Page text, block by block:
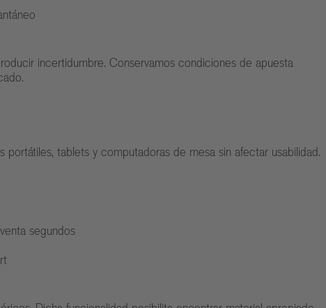
incertidumbre. Conservamos condiciones de apuesta
tablets y computadoras de mesa sin afectar usabilidad.
segundos